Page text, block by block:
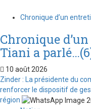
Chronique d’un
Chronique
Tiani a
10 août 2026
Zinder : La présidente du
renforcer le dispositif de
région